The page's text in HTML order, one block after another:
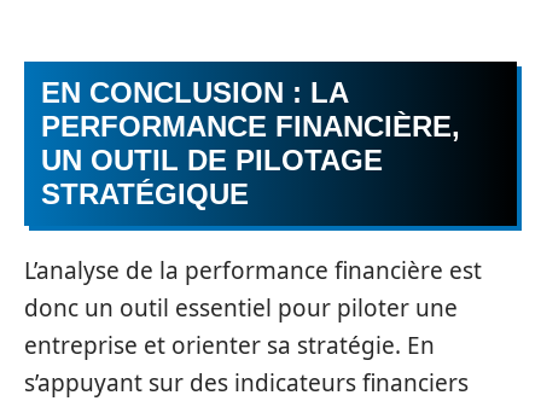
EN CONCLUSION : LA
PERFORMANCE FINANCIÈRE,
UN OUTIL DE PILOTAGE
STRATÉGIQUE
L’analyse de la performance financière est
donc un outil essentiel pour piloter une
entreprise et orienter sa stratégie. En
s’appuyant sur des indicateurs financiers